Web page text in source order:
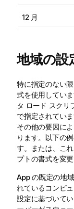
12 月
地域の設
特に指定のない
式を使用してい
タ ロード スクリ
で指定されてい
その他の要因に
ります。以下の
す。または、こ
プトの書式を変更
App の既定の地域
れているコンピ
設定に基づいて